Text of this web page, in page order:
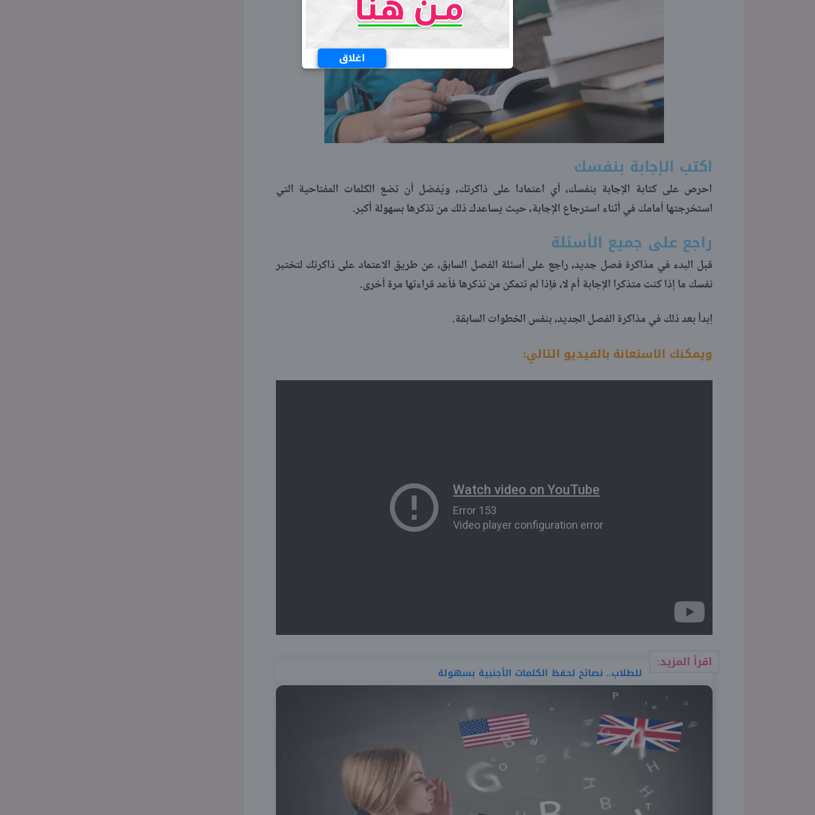
اغلاق
اكتب الإجابة بنفسك
احرص على كتابة الإجابة بنفسك، أي اعتمادا على ذاكرتك، ويُفضل أن تضع الكلمات المفتاحية التي
استخرجتها أمامك في أثناء استرجاع الإجابة، حيث يساعدك ذلك من تذكرها بسهولة أكبر.
راجع على جميع الأسئلة
قبل البدء في مذاكرة فصل جديد، راجع على أسئلة الفصل السابق، عن طريق الاعتماد على ذاكرتك لتختبر
نفسك ما إذا كنت متذكرا الإجابة أم لا، فإذا لم تتمكن من تذكرها فأعد قراءتها مرة أخرى.
اِبدأ بعد ذلك في مذاكرة الفصل الجديد، بنفس الخطوات السابقة.
ويمكنك الاستعانة بالفيديو التالي:
اقرأ المزيد:
للطلاب.. نصائح لحفظ الكلمات الأجنبية بسهولة